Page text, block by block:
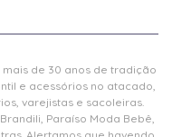
de 30 anos de tradição
e acessórios no atacado,
varejistas e sacoleiras.
Paraíso Moda Bebê,